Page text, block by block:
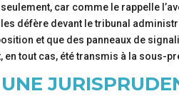
car comme le rappelle
défère devant le tribunal
et que des panneaux de
en tout cas, été transmis à la sous-